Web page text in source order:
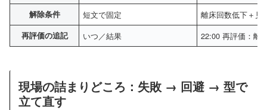
解除条件 短文で固定 離床回数低下＋見
再評価の追記 いつ／結果 22:00 再評価：離
現場の詰まりどころ：失敗 → 回避 → 型で
立て直す